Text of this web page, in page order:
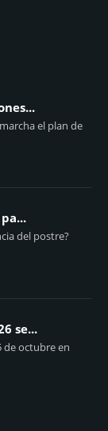
el plan de
del postre?
se...
de octubre en